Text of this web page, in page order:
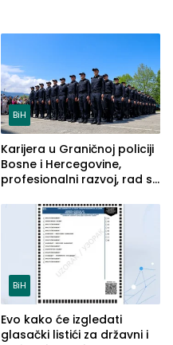
BiH
Karijera u Graničnoj policiji
Bosne i Hercegovine,
profesionalni razvoj, rad sa
služba građanima
BiH
Evo kako će izgledati
glasački listići za državni i